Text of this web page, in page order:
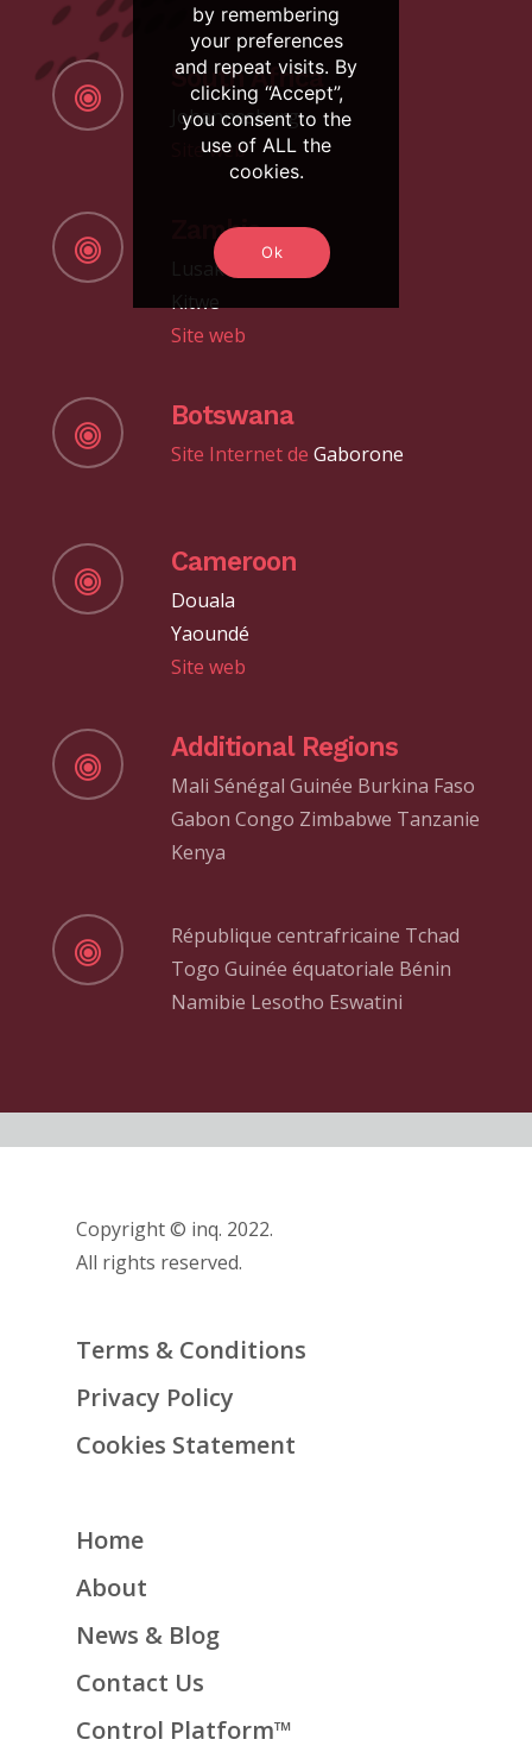
South Africa
Johannesburg
Site web
Zambia
Lusaka
Kitwe
Site web
Botswana
Site Internet de Gaborone
Cameroon
Douala
Yaoundé
Site web
Additional Regions
Mali Sénégal Guinée Burkina Faso
Gabon Congo Zimbabwe Tanzanie
Kenya
République centrafricaine Tchad
Togo Guinée équatoriale Bénin
Namibie Lesotho Eswatini
Copyright © inq. 2022.
All rights reserved.
Terms & Conditions
Privacy Policy
Cookies Statement
Home
About
News & Blog
Contact Us
Control Platform™
by remembering
your preferences
and repeat visits. By
clicking “Accept”,
you consent to the
use of ALL the
cookies.
Ok